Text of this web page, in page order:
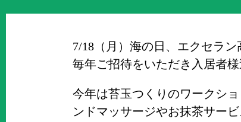
7/18（月）海の日、エクセラ
毎年ご招待をいただき入居者
今年は苔玉つくりのワークシ
ンドマッサージやお抹茶サー